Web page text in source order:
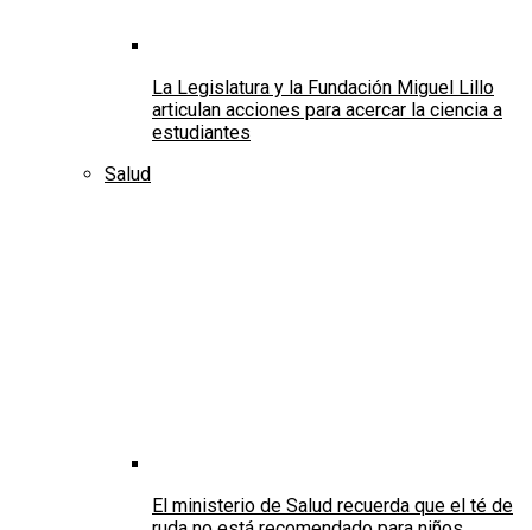
La Legislatura y la Fundación Miguel Lillo
articulan acciones para acercar la ciencia a
estudiantes
Salud
El ministerio de Salud recuerda que el té de